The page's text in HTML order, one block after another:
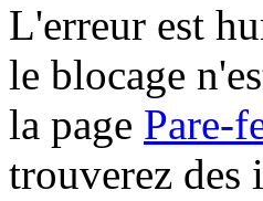
L'erreur est
le blocage
la page Pare-
trouverez des